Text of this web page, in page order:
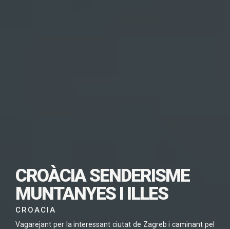
CROÀCIA SENDERISME
MUNTANYES I ILLES
CROACIA
Vagarejant per la interessant ciutat de Zagreb i caminant pel
DESCARREGAR
AQUEST VIATGE EN
PDF